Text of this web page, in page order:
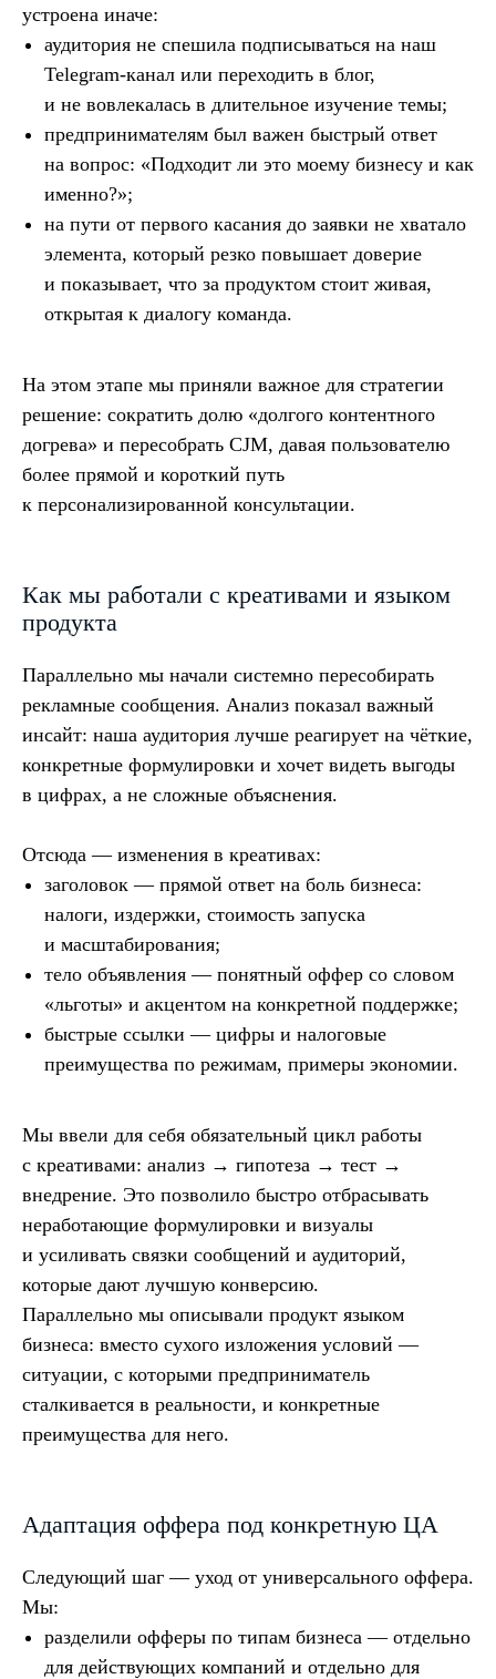
устроена иначе:
аудитория не спешила подписываться на наш
Telegram-канал или переходить в блог,
и не вовлекалась в длительное изучение темы;
предпринимателям был важен быстрый ответ
на вопрос: «Подходит ли это моему бизнесу и как
именно?»;
на пути от первого касания до заявки не хватало
элемента, который резко повышает доверие
и показывает, что за продуктом стоит живая,
открытая к диалогу команда.
На этом этапе мы приняли важное для стратегии
решение: сократить долю «долгого контентного
догрева» и пересобрать CJM, давая пользователю
более прямой и короткий путь
к персонализированной консультации.
Как мы работали с креативами и языком
продукта
Параллельно мы начали системно пересобирать
рекламные сообщения. Анализ показал важный
инсайт: наша аудитория лучше реагирует на чёткие,
конкретные формулировки и хочет видеть выгоды
в цифрах, а не сложные объяснения.
Отсюда — изменения в креативах:
заголовок — прямой ответ на боль бизнеса:
налоги, издержки, стоимость запуска
и масштабирования;
тело объявления — понятный оффер со словом
«льготы» и акцентом на конкретной поддержке;
быстрые ссылки — цифры и налоговые
преимущества по режимам, примеры экономии.
Мы ввели для себя обязательный цикл работы
с креативами: анализ → гипотеза → тест →
внедрение. Это позволило быстро отбрасывать
неработающие формулировки и визуалы
и усиливать связки сообщений и аудиторий,
которые дают лучшую конверсию.
Параллельно мы описывали продукт языком
бизнеса: вместо сухого изложения условий —
ситуации, с которыми предприниматель
сталкивается в реальности, и конкретные
преимущества для него.
Адаптация оффера под конкретную ЦА
Следующий шаг — уход от универсального оффера.
Мы:
разделили офферы по типам бизнеса — отдельно
для действующих компаний и отдельно для
в контексте диджитал
Больше полезного контента — в нашем
Telegram-канале. Подписывайтесь!
Подписаться
Читайте также